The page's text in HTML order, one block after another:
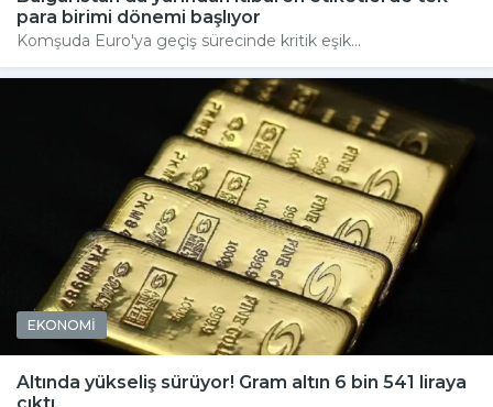
para birimi dönemi başlıyor
Komşuda Euro'ya geçiş sürecinde kritik eşik...
EKONOMİ
Altında yükseliş sürüyor! Gram altın 6 bin 541 liraya